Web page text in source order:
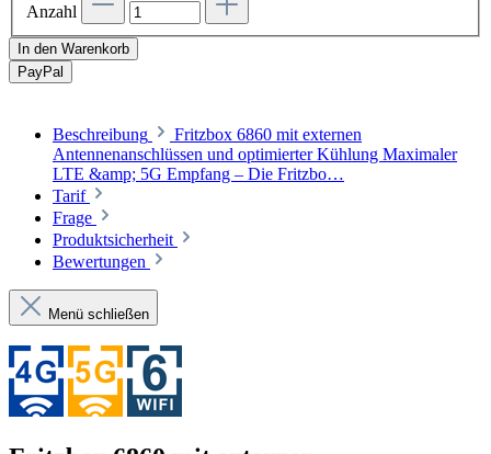
Anzahl
In den Warenkorb
PayPal
Beschreibung
Fritzbox 6860 mit externen
Antennenanschlüssen und optimierter Kühlung Maximaler
LTE &amp; 5G Empfang – Die Fritzbo…
Tarif
Frage
Produktsicherheit
Bewertungen
Menü schließen